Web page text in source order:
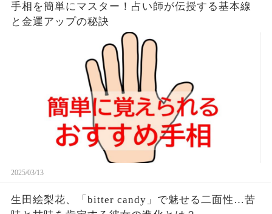
手相を簡単にマスター！占い師が伝授する基本線
と金運アップの秘訣
2025/03/13
生田絵梨花、「bitter candy」で魅せる二面性…苦